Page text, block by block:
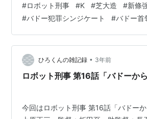
子供達に泡を吹きかけました。それだ
かかった幼稚園の送迎バスにも泡を吹
して子供達も幼稚園バスも溶けてしま
て頭についているドリルを使って地中
した。モグルマンが立ち去った後、幼
様子を通りかかった芝奈美が目…
#ロボット刑事 #K #芝大造 #新條
#バドー犯罪シンジケート #バドー首
ひろくんの雑記録 • 3年前
ロボット刑事 第16話「バドーか